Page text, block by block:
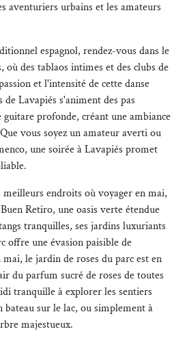
aventuriers urbains et les amateurs
espagnol, rendez-vous dans le
des tablaos intimes et des clubs de
et l'intensité de cette danse
Lavapiés s'animent des pas
profonde, créant une ambiance
vous soyez un amateur averti ou
une soirée à Lavapiés promet
endroits où voyager en mai,
Retiro, une oasis verte étendue
tranquilles, ses jardins luxuriants
offre une évasion paisible de
le jardin de roses du parc est en
du parfum sucré de roses de toutes
tranquille à explorer les sentiers
sur le lac, ou simplement à
majestueux.